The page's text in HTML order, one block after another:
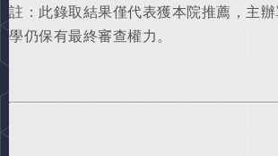
註：此錄取結果僅代表獲本院推薦，主
學仍保有最終審查權力。